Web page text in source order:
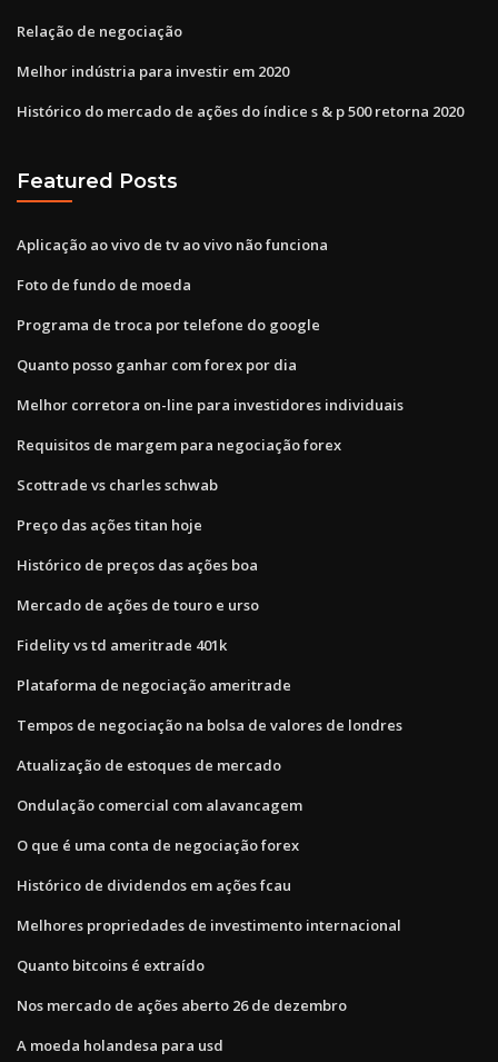
Relação de negociação
Melhor indústria para investir em 2020
Histórico do mercado de ações do índice s & p 500 retorna 2020
Featured Posts
Aplicação ao vivo de tv ao vivo não funciona
Foto de fundo de moeda
Programa de troca por telefone do google
Quanto posso ganhar com forex por dia
Melhor corretora on-line para investidores individuais
Requisitos de margem para negociação forex
Scottrade vs charles schwab
Preço das ações titan hoje
Histórico de preços das ações boa
Mercado de ações de touro e urso
Fidelity vs td ameritrade 401k
Plataforma de negociação ameritrade
Tempos de negociação na bolsa de valores de londres
Atualização de estoques de mercado
Ondulação comercial com alavancagem
O que é uma conta de negociação forex
Histórico de dividendos em ações fcau
Melhores propriedades de investimento internacional
Quanto bitcoins é extraído
Nos mercado de ações aberto 26 de dezembro
A moeda holandesa para usd